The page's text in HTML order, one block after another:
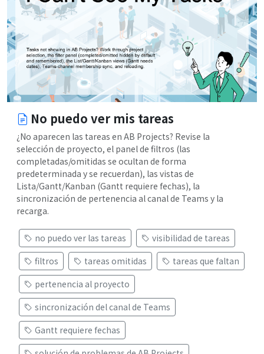
No puedo ver mis tareas
¿No aparecen las tareas en AB Projects? Revise la
selección de proyecto, el panel de filtros (las
completadas/omitidas se ocultan de forma
predeterminada y se recuerdan), las vistas de
Lista/Gantt/Kanban (Gantt requiere fechas), la
sincronización de pertenencia al canal de Teams y la
recarga.
no puedo ver las tareas
visibilidad de tareas
filtros
tareas omitidas
tareas que faltan
pertenencia al proyecto
sincronización del canal de Teams
Gantt requiere fechas